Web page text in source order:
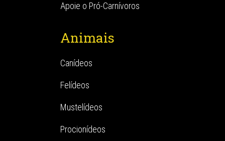
Apoie o Pró-Carnívoros
Animais
Canídeos
Felídeos
Mustelídeos
Procionídeos